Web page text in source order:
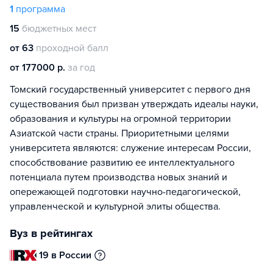
1 программа
15 бюджетных мест
от 63 проходной балл
от 177000 р. за год
Томский государственный университет с первого дня
существования был призван утверждать идеалы науки,
образования и культуры на огромной территории
Азиатской части страны. Приоритетными целями
университета являются: служение интересам России,
способствование развитию ее интеллектуального
потенциала путем производства новых знаний и
опережающей подготовки научно-педагогической,
управленческой и культурной элиты общества.
Вуз в рейтингах
19 в России